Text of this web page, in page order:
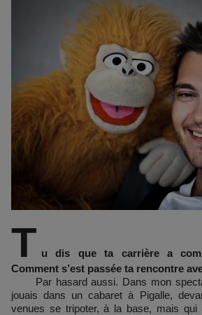
T u dis que ta carrière a
Comment s’est passée ta rencontre
Par hasard aussi. Dans mon
jouais dans un cabaret à Pigalle,
venues se tripoter, à la base, mais qui